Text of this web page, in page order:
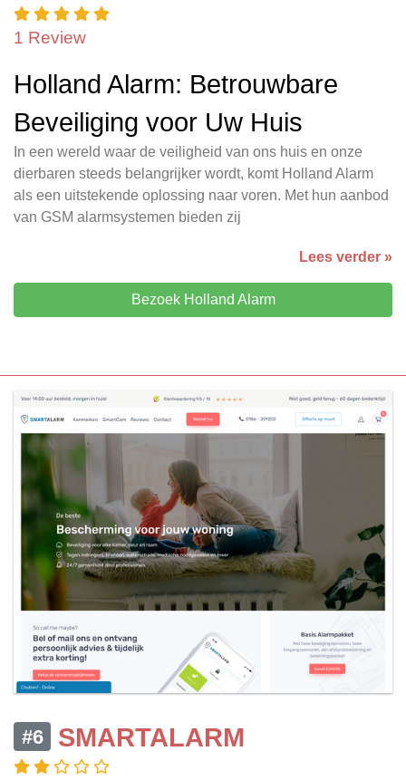
1 Review
Holland Alarm: Betrouwbare
Beveiliging voor Uw Huis
In een wereld waar de veiligheid van ons huis en onze
dierbaren steeds belangrijker wordt, komt Holland Alarm
als een uitstekende oplossing naar voren. Met hun aanbod
van GSM alarmsystemen bieden zij
Lees verder »
Bezoek Holland Alarm
#6 SMARTALARM